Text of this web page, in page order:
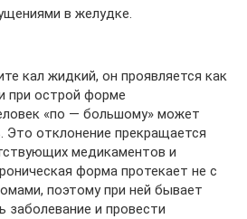
в желудке.
кал жидкий, он проявляется как
при острой форме
«по — большому» может
Это отклонение прекращается
медикаментов и
форма протекает не с
поэтому при ней бывает
заболевание и провести